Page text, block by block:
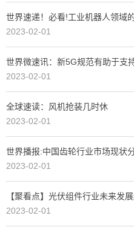
世界速递！必看!工业机器人领域
2023-02-01
世界微速讯：新5G规范有助于支
2023-02-01
全球速读：风机抢装几时休
2023-02-01
世界播报:中国齿轮行业市场现状
2023-02-01
【聚看点】光伏组件行业未来发
2023-02-01